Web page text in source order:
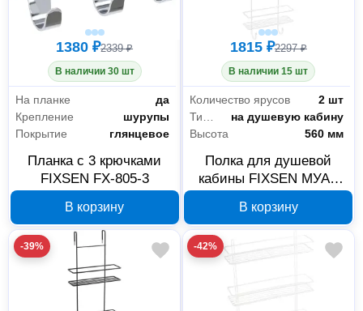
1380 ₽2339 ₽
В наличии 30 шт
На планке
да
Крепление
шурупы
Покрытие
глянцевое
Планка с 3 крючками
FIXSEN FX-805-3
В корзину
1815 ₽2297 ₽
В наличии 15 шт
Количество ярусов
2 шт
Тип установки
на душевую кабину
Высота
560 мм
Полка для душевой
кабины FIXSEN МУАР
740W-2
В корзину
-39% -42%